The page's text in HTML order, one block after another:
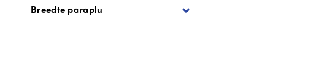
Breedte paraplu